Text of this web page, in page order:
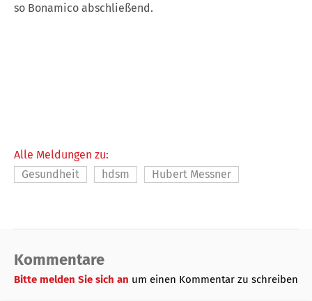
so Bonamico abschließend.
Alle Meldungen zu:
Gesundheit
hdsm Hubert Messner
Kommentare
Bitte melden Sie sich an um einen Kommentar zu schreiben